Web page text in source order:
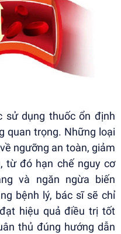
sử dụng thuốc ổn định
quan trọng. Những loại
ngưỡng an toàn, giảm
từ đó hạn chế nguy cơ
và ngăn ngừa biến
bệnh lý, bác sĩ sẽ chỉ
hiệu quả điều trị tốt
thủ đúng hướng dẫn